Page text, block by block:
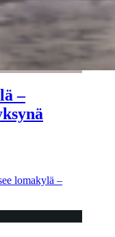
–
lomakylä –